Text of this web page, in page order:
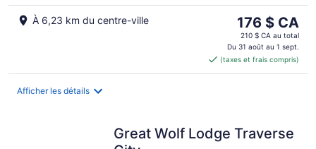
août
août
-
À 6,23 km du centre-ville
Le
prix
est
de 176 $ CA
par
176 $ CA
210 $ CA au total
Du 31 août au 1 sept.
(taxes et frais compris)
Afficher les détails
Great Wolf Lodge Traverse